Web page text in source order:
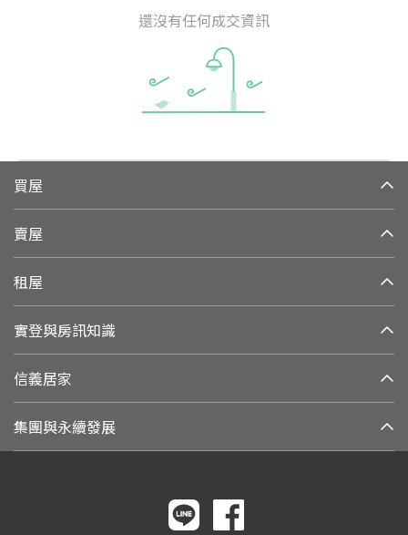
還沒有任何成交資訊
買屋
賣屋
租屋
實登與房訊知識
信義居家
集團與永續發展